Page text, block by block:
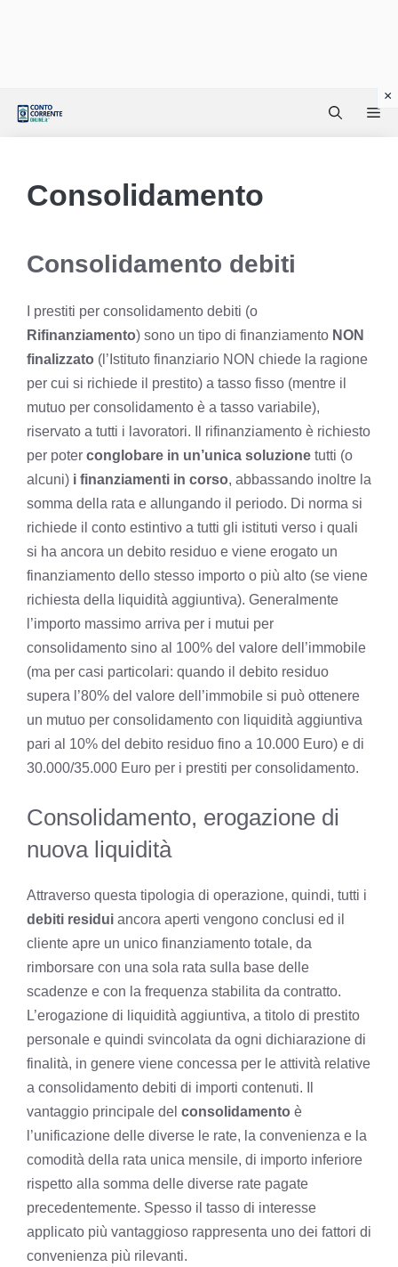
Consolidamento
Consolidamento debiti
I prestiti per consolidamento debiti (o
Rifinanziamento) sono un tipo di finanziamento NON
finalizzato (l’Istituto finanziario NON chiede la ragione
per cui si richiede il prestito) a tasso fisso (mentre il
mutuo per consolidamento è a tasso variabile),
riservato a tutti i lavoratori. Il rifinanziamento è richiesto
per poter conglobare in un’unica soluzione tutti (o
alcuni) i finanziamenti in corso, abbassando inoltre la
somma della rata e allungando il periodo. Di norma si
richiede il conto estintivo a tutti gli istituti verso i quali
si ha ancora un debito residuo e viene erogato un
finanziamento dello stesso importo o più alto (se viene
richiesta della liquidità aggiuntiva). Generalmente
l’importo massimo arriva per i mutui per
consolidamento sino al 100% del valore dell’immobile
(ma per casi particolari: quando il debito residuo
supera l’80% del valore dell’immobile si può ottenere
un mutuo per consolidamento con liquidità aggiuntiva
pari al 10% del debito residuo fino a 10.000 Euro) e di
30.000/35.000 Euro per i prestiti per consolidamento.
Consolidamento, erogazione di
nuova liquidità
Attraverso questa tipologia di operazione, quindi, tutti i
debiti residui ancora aperti vengono conclusi ed il
cliente apre un unico finanziamento totale, da
rimborsare con una sola rata sulla base delle
scadenze e con la frequenza stabilita da contratto.
L’erogazione di liquidità aggiuntiva, a titolo di prestito
personale e quindi svincolata da ogni dichiarazione di
finalità, in genere viene concessa per le attività relative
a consolidamento debiti di importi contenuti. Il
vantaggio principale del consolidamento è
l’unificazione delle diverse le rate, la convenienza e la
comodità della rata unica mensile, di importo inferiore
rispetto alla somma delle diverse rate pagate
precedentemente. Spesso il tasso di interesse
applicato più vantaggioso rappresenta uno dei fattori di
convenienza più rilevanti.